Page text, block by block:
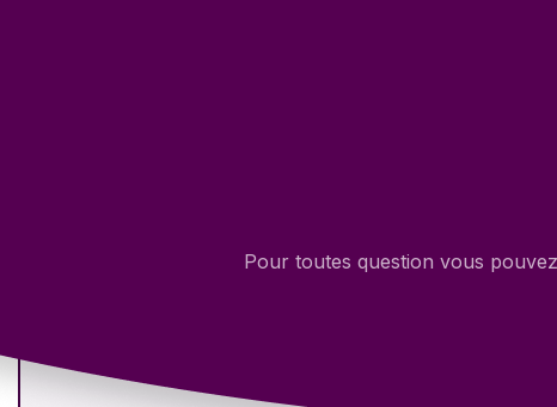
Pour toutes question vous